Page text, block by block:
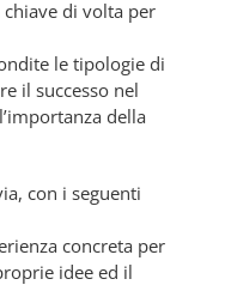
di volta per
le tipologie di
il successo nel
della
con i seguenti
concreta per
idee ed il